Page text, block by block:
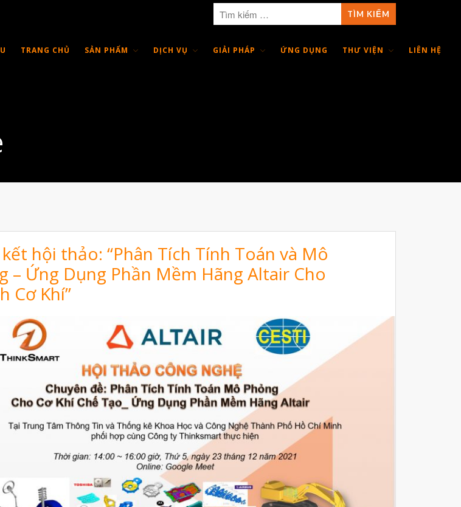
Máy in 3D EOS
Máy In 3D FDM Để Bàn & Công
Phân Tích Lực & Mô Phỏng
3D_Altair
Dịch Vụ Quét 3D Cao Cấp & RE
Mockup Buck
TRANG CHỦ SẢN PHẨM DỊCH VỤ GIẢI PHÁP ỨNG DỤNG THƯ VIỆN LIÊN HỆ
hội thảo: “Phân Tích Tính Toán và Mô
– Ứng Dụng Phần Mềm Hãng Altair Cho
Cơ Khí”